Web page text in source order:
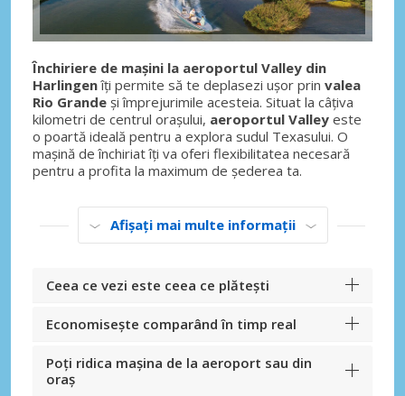
Închiriere de mașini la aeroportul Valley din
Harlingenîți permite să te deplasezi ușor prin valea
Rio Grande și împrejurimile acesteia. Situat la câțiva
kilometri de centrul orașului, aeroportul Valley este
o poartă ideală pentru a explora sudul Texasului. O
mașină de închiriat îți va oferi flexibilitatea necesară
pentru a profita la maximum de șederea ta.
Afișați mai multe informații
Ceea ce vezi este ceea ce plătești
Economisește comparând în timp real
Poți ridica mașina de la aeroport sau din
oraș